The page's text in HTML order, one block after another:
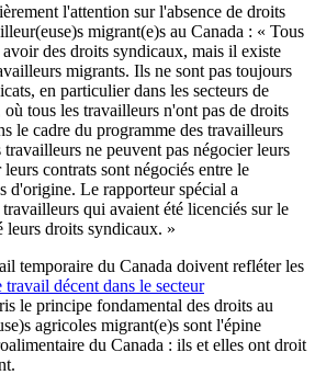
l'attention sur l'absence de droits
migrant(e)s au Canada : « Tous
des droits syndicaux, mais il existe
migrants. Ils ne sont pas toujours
en particulier dans les secteurs de
tous les travailleurs n'ont pas de droits
le cadre du programme des travailleurs
ne peuvent pas négocier leurs
contrats sont négociés entre le
d'origine. Le rapporteur spécial a
qui avaient été licenciés sur le
leurs droits syndicaux. »
temporaire du Canada doivent refléter les
décent dans le secteur
le principe fondamental des droits au
agricoles migrant(e)s sont l'épine
du Canada : ils et elles ont droit